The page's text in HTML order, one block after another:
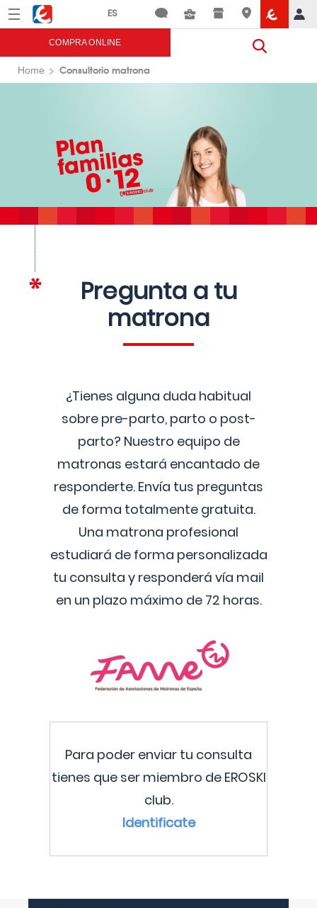
Menú Eroski
COMPRA ONLINE
Home Consultorio matrona
Pregunta a tu
matrona
¿Tienes alguna duda habitual
sobre pre-parto, parto o post-
parto? Nuestro equipo de
matronas estará encantado de
responderte. Envía tus preguntas
de forma totalmente gratuita.
Una matrona profesional
estudiará de forma personalizada
tu consulta y responderá vía mail
en un plazo máximo de 72 horas.
Para poder enviar tu consulta
tienes que ser miembro de EROSKI
club.
Identificate